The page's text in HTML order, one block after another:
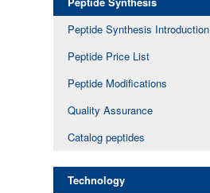
Peptide Synthesis Introduction
Peptide Price List
Peptide Modifications
Quality Assurance
Catalog peptides
Technology